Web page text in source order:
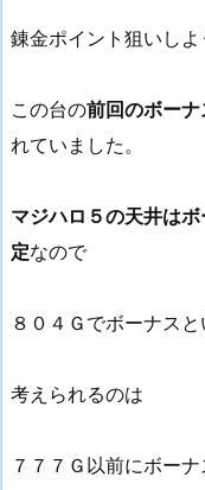
錬金ポイント狙いし
この台の前回のボー
れていました。
マジハロ５の天井は
定なので
８０４Ｇでボーナス
考えられるのは
７７７Ｇ以前にボー